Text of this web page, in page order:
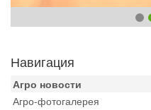
Навигация
Агро новости
Агро-фотогалерея